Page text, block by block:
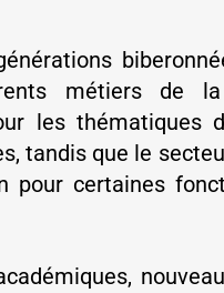
métiers de
les thématiques
tandis que le
pour certaines